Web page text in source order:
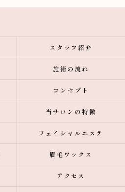
スタッフ紹介
施術の流れ
コンセプト
当サロンの特徴
フェイシャルエステ
眉毛ワックス
アクセス